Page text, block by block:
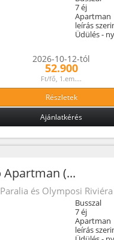
7 éj
Apartman
leírás
Üdülés -
2026-10-12-tól
52.900
Ft/fő, 1.em....
Részletek
Ajánlatkérés
(...
és Olymposi Riviéra
Busszal
7 éj
Apartman
leírás